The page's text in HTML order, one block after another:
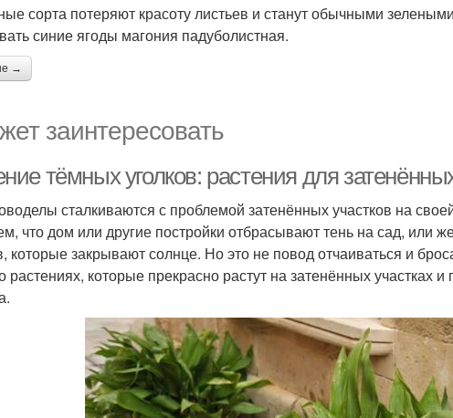
сорта потеряют красоту листьев и станут обычными
синие ягоды магония падуболистная.
→
заинтересовать
тёмных уголков: растения для
сталкиваются с проблемой затенённых участков на
что дом или другие постройки отбрасывают тень на сад, или
которые закрывают солнце. Но это не повод отчаиваться и
растениях, которые прекрасно растут на затенённых участках и